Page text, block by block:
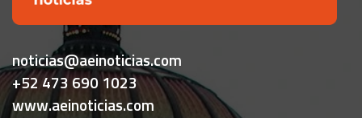
noticias@aeinoticias.com
+52 473 690 1023
www.aeinoticias.com